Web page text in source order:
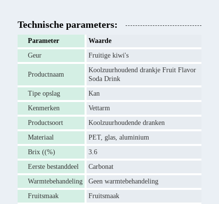
Technische parameters:
Parameter
Waarde
Geur
Fruitige kiwi's
Productnaam
Koolzuurhoudend drankje Fruit Flavor
Soda Drink
Tipe opslag
Kan
Kenmerken
Vettarm
Productsoort
Koolzuurhoudende dranken
Materiaal
PET, glas, aluminium
Brix ((%)
3.6
Eerste bestanddeel
Carbonat
Warmtebehandeling
Geen warmtebehandeling
Fruitsmaak
Fruitsmaak